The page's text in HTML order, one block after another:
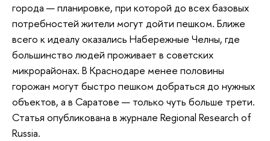
города — планировке, при которой до всех базовых
потребностей жители могут дойти пешком. Ближе
всего к идеалу оказались Набережные Челны, где
большинство людей проживает в советских
микрорайонах. В Краснодаре менее половины
горожан могут быстро пешком добраться до нужных
объектов, а в Саратове — только чуть больше трети.
Статья опубликована в журнале Regional Research of
Russia.